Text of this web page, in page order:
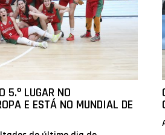
5.º LUGAR NO
E ESTÁ NO MUNDIAL DE